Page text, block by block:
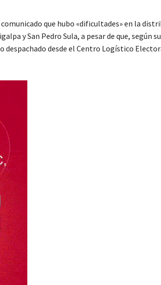
que hubo «dificultades» en la
y San Pedro Sula, a pesar de que, según
desde el Centro Logístico